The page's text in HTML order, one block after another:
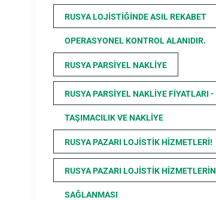
RUSYA LOJISTIĞINDE ASIL REKABET
OPERASYONEL KONTROL ALANIDIR.
RUSYA PARSIYEL NAKLIYE
RUSYA PARSIYEL NAKLIYE FIYATLARI -
TAŞIMACILIK VE NAKLIYE
RUSYA PAZARI LOJISTIK HIZMETLERI!
RUSYA PAZARI LOJISTIK HIZMETLERIN
SAĞLANMASI